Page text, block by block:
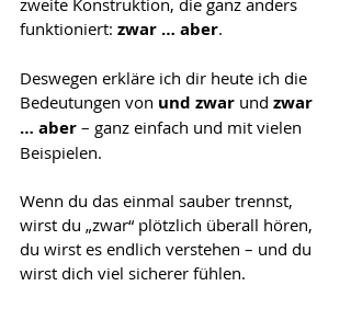
zweite Konstruktion, die ganz anders
funktioniert: zwar … aber.
Deswegen erkläre ich dir heute ich die
Bedeutungen von und zwar und zwar
… aber – ganz einfach und mit vielen
Beispielen.
Wenn du das einmal sauber trennst,
wirst du „zwar“ plötzlich überall hören,
du wirst es endlich verstehen – und du
wirst dich viel sicherer fühlen.